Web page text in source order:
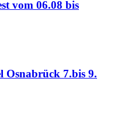
vom 06.08 bis
Osnabrück 7.bis 9.